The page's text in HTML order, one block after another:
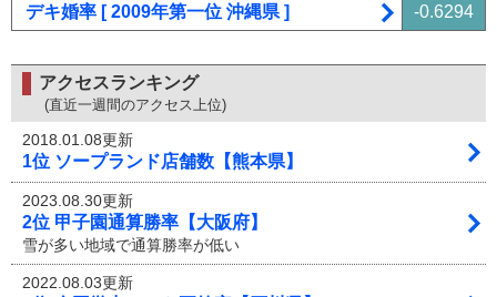
デキ婚率 [ 2009年第一位 沖縄県 ]
-0.6294
アクセスランキング
(直近一週間のアクセス上位)
2018.01.08更新
1位 ソープランド店舗数【熊本県】
2023.08.30更新
2位 甲子園通算勝率【大阪府】
雪が多い地域で通算勝率が低い
2022.08.03更新